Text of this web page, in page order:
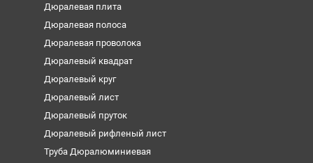
Дюралевая плита
Дюралевая полоса
Дюралевая проволока
Дюралевый квадрат
Дюралевый круг
Дюралевый лист
Дюралевый пруток
Дюралевый рифленый лист
Труба Дюралюминиевая